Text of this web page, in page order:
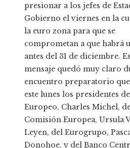
presionar a los jefes de
Gobierno el viernes en la
la euro zona para que se
comprometan a que habrá
antes del 31 de diciembre.
mensaje quedó muy claro
encuentro preparatorio
este lunes los presidentes
Europeo, Charles Michel,
Comisión Europea, Ursula
Leyen, del Eurogrupo,
Donohoe, y del Banco